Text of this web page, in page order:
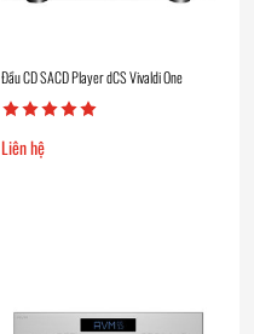
Đầu CD SACD Player dCS Vivaldi One
Liên hệ